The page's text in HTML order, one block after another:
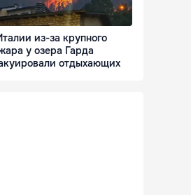
из-за крупного
у озера Гарда
отдыхающих